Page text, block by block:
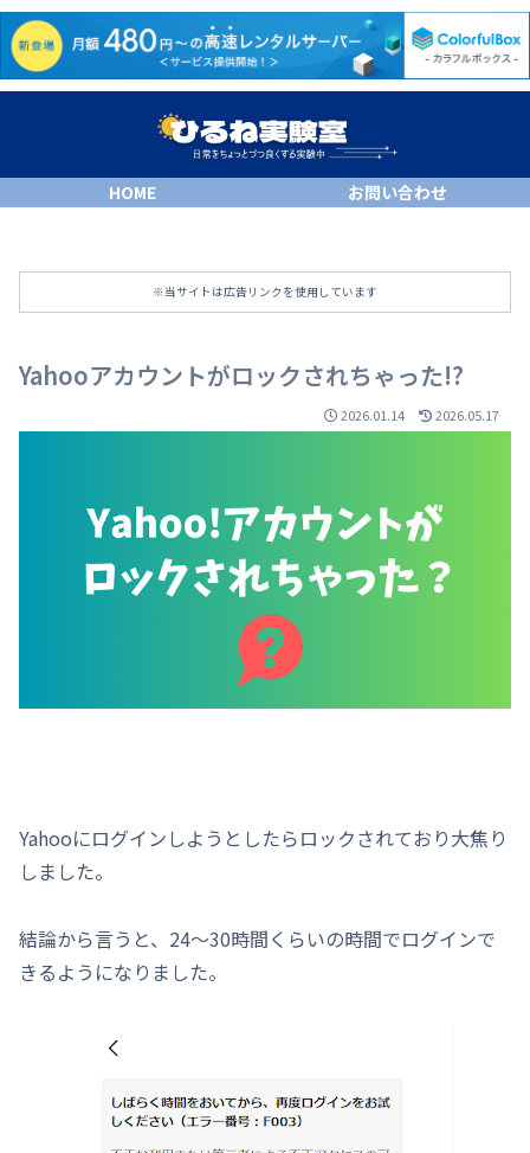
HOME お問い合わせ
※当サイトは広告リンクを使用しています
Yahooアカウントがロックされちゃった!?
2026.01.14 2026.05.17
Yahooにログインしようとしたらロックされており大焦り
しました。
結論から言うと、24～30時間くらいの時間でログインで
きるようになりました。